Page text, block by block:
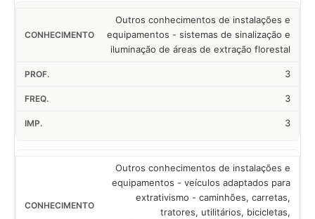
Outros conhecimentos de instalações e
equipamentos - sistemas de sinalização e
iluminação de áreas de extração florestal
3
3
3
Outros conhecimentos de instalações e
equipamentos - veículos adaptados para
extrativismo - caminhões, carretas,
tratores, utilitários, bicicletas,